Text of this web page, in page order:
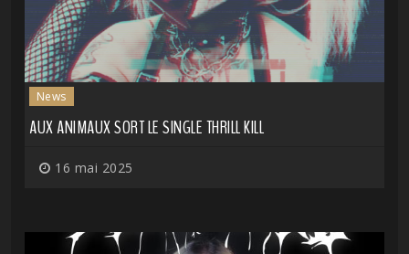
News
AUX ANIMAUX SORT LE SINGLE THRILL KILL
16 mai 2025